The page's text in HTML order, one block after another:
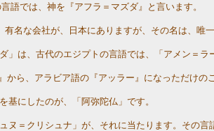
語では、神を『アフラ＝マズダ』と言います。
有名な会社が、日本にありますが、その名は、唯
」は、古代のエジプトの言語では、「アメン＝ラ
から、アラビア語の『アッラー』になっただけのこ
基にしたのが、「阿弥陀仏」です。
ヌ＝クリシュナ」が、それに当たります。その言